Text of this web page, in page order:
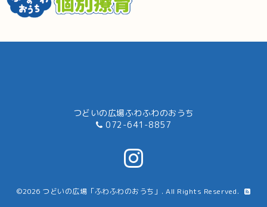
つどいの広場ふわふわのおうち
072-641-8857
©2026 つどいの広場「ふわふわのおうち」 . All Rights Reserved.